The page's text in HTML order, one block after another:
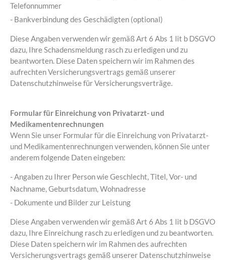
Telefonnummer
- Bankverbindung des Geschädigten (optional)
Diese Angaben verwenden wir gemäß Art 6 Abs 1 lit b DSGVO
dazu, Ihre Schadensmeldung rasch zu erledigen und zu
beantworten. Diese Daten speichern wir im Rahmen des
aufrechten Versicherungsvertrags gemäß unserer
Datenschutzhinweise für Versicherungsverträge.
Formular für Einreichung von Privatarzt- und
Medikamentenrechnungen
Wenn Sie unser Formular für die Einreichung von Privatarzt-
und Medikamentenrechnungen verwenden, können Sie unter
anderem folgende Daten eingeben:
- Angaben zu Ihrer Person wie Geschlecht, Titel, Vor- und
Nachname, Geburtsdatum, Wohnadresse
- Dokumente und Bilder zur Leistung
Diese Angaben verwenden wir gemäß Art 6 Abs 1 lit b DSGVO
dazu, Ihre Einreichung rasch zu erledigen und zu beantworten.
Diese Daten speichern wir im Rahmen des aufrechten
Versicherungsvertrags gemäß unserer Datenschutzhinweise